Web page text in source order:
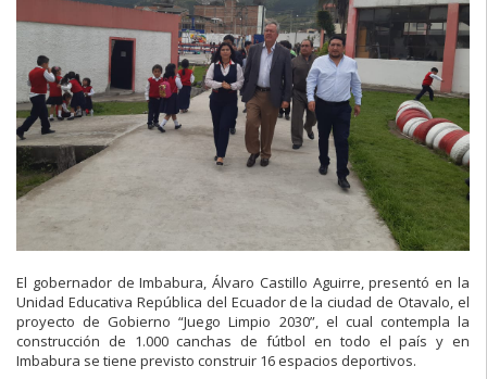
El gobernador de Imbabura, Álvaro Castillo Aguirre, presentó en la
Unidad Educativa República del Ecuador de la ciudad de Otavalo, el
proyecto de Gobierno “Juego Limpio 2030”, el cual contempla la
construcción de 1.000 canchas de fútbol en todo el país y en
Imbabura se tiene previsto construir 16 espacios deportivos.